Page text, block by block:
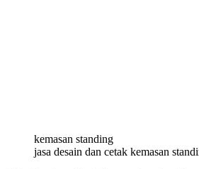
kemasan standing
jasa desain dan cetak kemasan